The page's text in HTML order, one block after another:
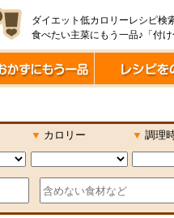
ダイエット低カロリーレシピ検
食べたい主菜にもう一品♪「付
▼ カロリー ▼ 調理